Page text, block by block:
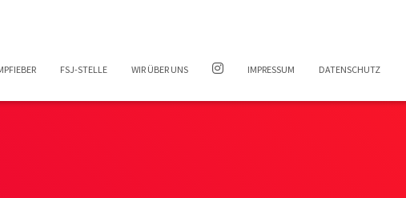
FSJ-STELLE WIR ÜBER UNS IMPRESSUM DATENSCHUTZ